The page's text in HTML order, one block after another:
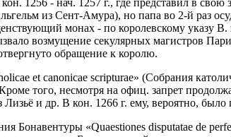
из Сент-Амура), но папа во 2-й раз
монах - по королевскому
возмущение секулярных магистров
обращение к королю.
et canonicae scripturae» (Собрания
Кроме того, несмотря на офиц. запрет
и др. В кон. 1266 г. ему, вероятно,
Бонавентуры «Quaestiones disputatae de